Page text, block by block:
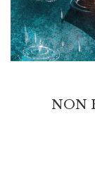
NON